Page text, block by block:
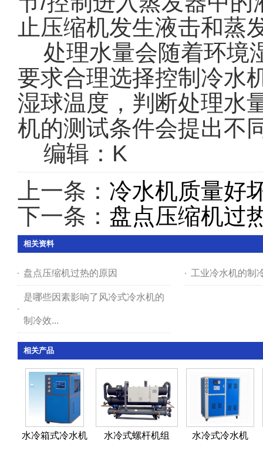
止压缩机发生液击和蒸
处理水量会随着环境
要求合理选择控制冷水
湿球温度，判断处理水
机的测试条件会提出不
编辑：K
上一条： 冷水机质量好
下一条： 盘点压缩机过
相关资料
盘点压缩机过热的原因 工业冷水机的制
是哪些因素影响了风冷式冷水机的
制冷效...
相关产品
水冷箱式冷水机 水冷式螺杆机组 水冷式冷水机